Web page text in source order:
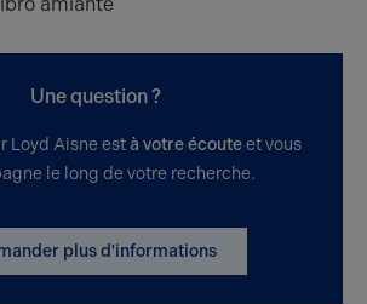
Une question ?
Loyd Aisne est à votre écouteet vous
le long de votre recherche.
plus d'informations